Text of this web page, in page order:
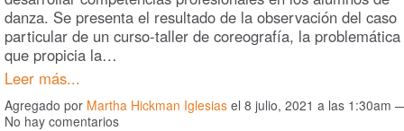
danza. Se presenta el resultado de la observación del caso
particular de un curso-taller de coreografía, la problemática
que propicia la…
Leer más...
Agregado por Martha Hickman Iglesias el 8 julio, 2021 a las 1:30am
No hay comentarios